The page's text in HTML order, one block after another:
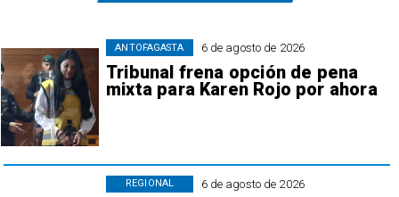
6 de agosto de 2026
Tribunal frena opción de pena
mixta para Karen Rojo por ahora
ANTOFAGASTA
6 de agosto de 2026
REGIONAL